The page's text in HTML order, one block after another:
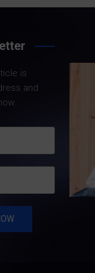
is
and
के
की